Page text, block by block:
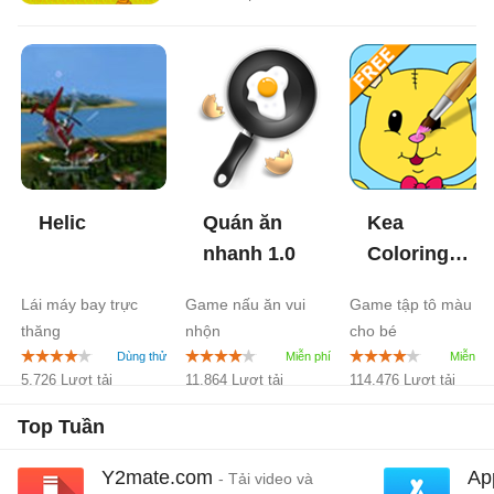
Helic
Lái máy bay trực
thăng
5.726 Lượt tải
Quán ăn
nhanh 1.0
Game nấu ăn vui
nhộn
11.864 Lượt tải
Kea
Coloring
Game tập tô màu
cho bé
114.476 Lượt tải
Top Tuần
Y2mate.com - Tải video và